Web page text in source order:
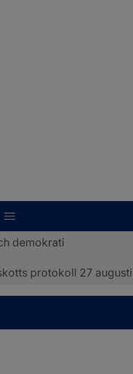
demokrati
protokoll 27 augusti